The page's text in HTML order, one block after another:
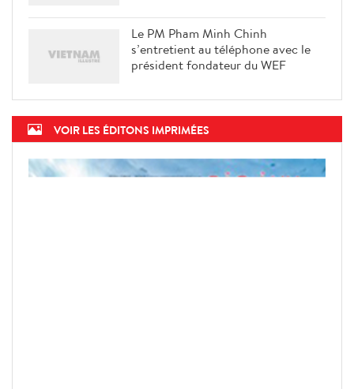
Le PM Pham Minh Chinh
s’entretient au téléphone avec le
président fondateur du WEF
VOIR LES ÉDITONS IMPRIMÉES